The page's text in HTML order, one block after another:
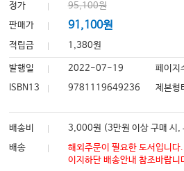
정가
95,100원
판매가
91,100원
적립금 1,380원
발행일 2022-07-19 페이지
ISBN13
9781119649236
제본형
배송비
3,000원 (3만원 이상 구매 시,
배송
해외주문이 필요한 도서입니
이지하단 배송안내 참조바랍니